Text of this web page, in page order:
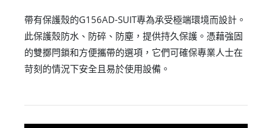
帶有保護殼的G156AD-SUIT專為承受極端環境而設計。
此保護殼防水、防碎、防塵，提供持久保護。憑藉強固
的雙擲閂鎖和方便攜帶的選項，它們可確保專業人士在
苛刻的情況下安全且易於使用設備。